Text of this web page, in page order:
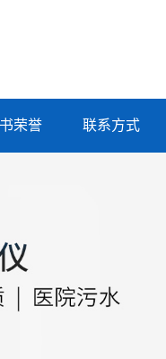
荣誉 联系方式